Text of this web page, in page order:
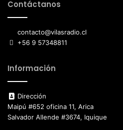
Contáctanos
contacto@vilasradio.cl
+56 9 57348811
Información
Dirección
Maipú #652 oficina 11, Arica
Salvador Allende #3674, Iquique